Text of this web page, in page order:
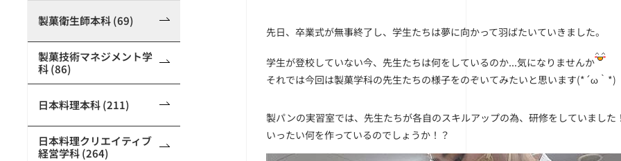
製菓衛生師本科 (69)
製菓技術マネジメント学
科 (86)
日本料理本科 (211)
日本料理クリエイティブ
経営学科 (264)
先日、卒業式が無事終了し、学生たちは夢に向かって羽ばたいていきました。
学生が登校していない今、先生たちは何をしているのか...気になりませんか
それでは今回は製菓学科の先生たちの様子をのぞいてみたいと思います(*´ω｀*)
製パンの実習室では、先生たちが各自のスキルアップの為、研修をしていました
いったい何を作っているのでしょうか！？